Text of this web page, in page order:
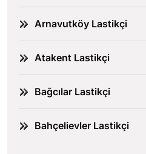
Arnavutköy Lastikçi
Atakent Lastikçi
Bağcılar Lastikçi
Bahçelievler Lastikçi